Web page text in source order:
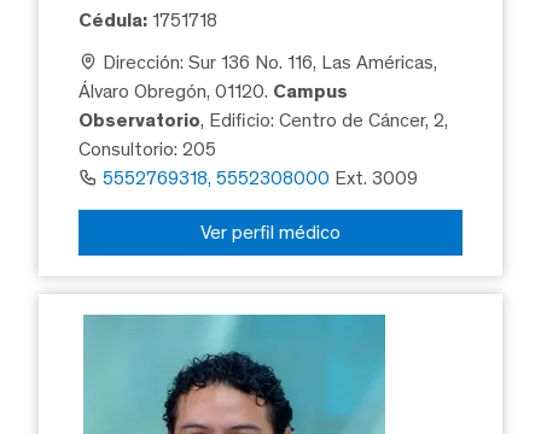
Cédula: 1751718
Dirección: Sur 136 No. 116, Las Américas,
Álvaro Obregón, 01120. Campus
Observatorio, Edificio: Centro de Cáncer, 2,
Consultorio: 205
5552769318, 5552308000 Ext. 3009
Ver perfil médico